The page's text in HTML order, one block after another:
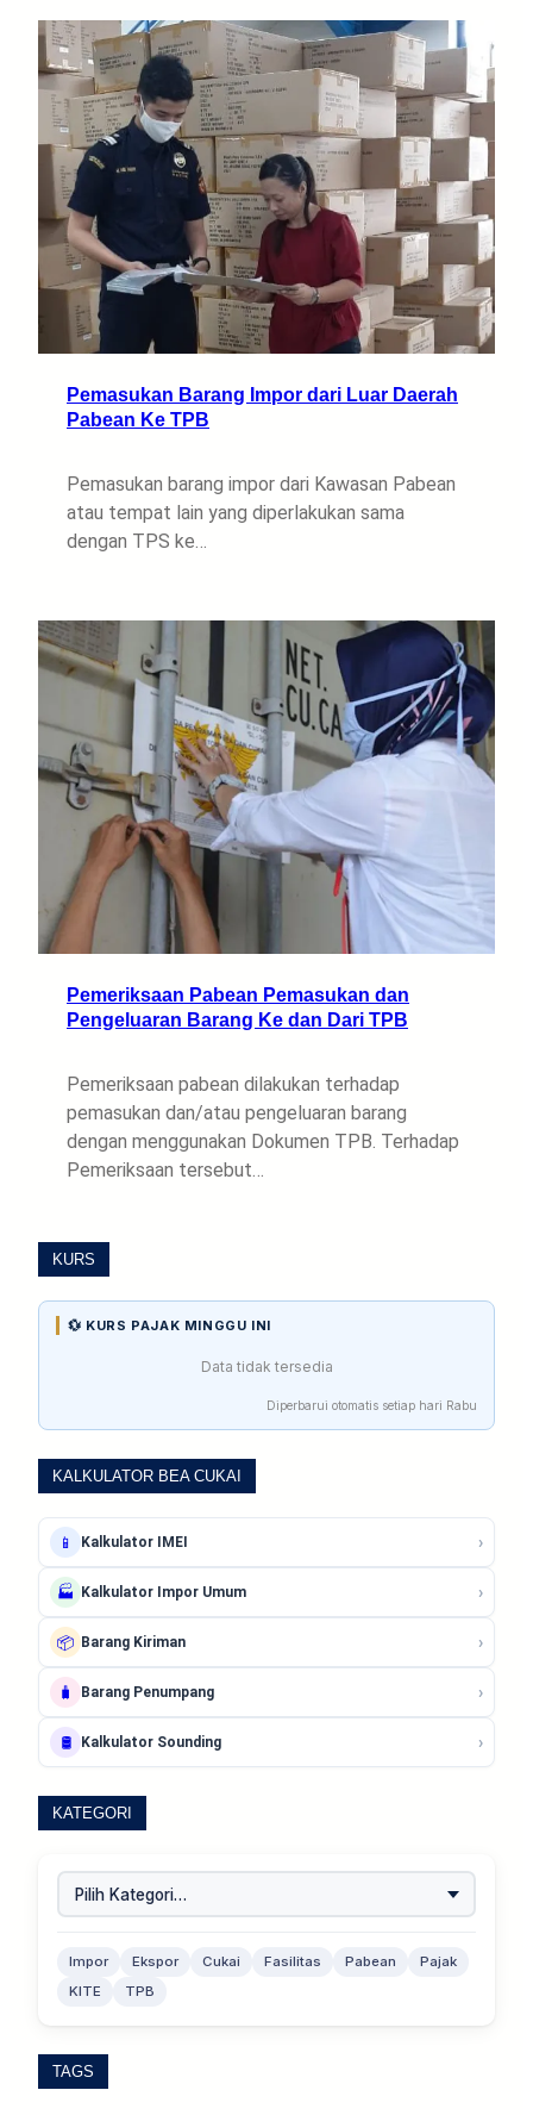
Pemasukan Barang Impor dari Luar Daerah
Pabean Ke TPB
Pemasukan barang impor dari Kawasan Pabean
atau tempat lain yang diperlakukan sama
dengan TPS ke…
Pemeriksaan Pabean Pemasukan dan
Pengeluaran Barang Ke dan Dari TPB
Pemeriksaan pabean dilakukan terhadap
pemasukan dan/atau pengeluaran barang
dengan menggunakan Dokumen TPB. Terhadap
Pemeriksaan tersebut…
KURS
💱 KURS PAJAK MINGGU INI
Data tidak tersedia
Diperbarui otomatis setiap hari Rabu
KALKULATOR BEA CUKAI
📱 Kalkulator IMEI ›
🏭 Kalkulator Impor Umum ›
📦 Barang Kiriman ›
🧳 Barang Penumpang ›
🛢️ Kalkulator Sounding ›
KATEGORI
Impor Ekspor Cukai Fasilitas Pabean
Pajak
KITE
TPB
TAGS